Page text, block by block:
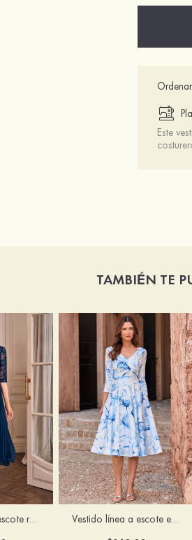
Este
TAMBIÉN TE
Vestido línea a escote redondo gasa hasta la tibia vestido de madrina Vestido línea a escote en v satén hasta la tibia vestido de madrina